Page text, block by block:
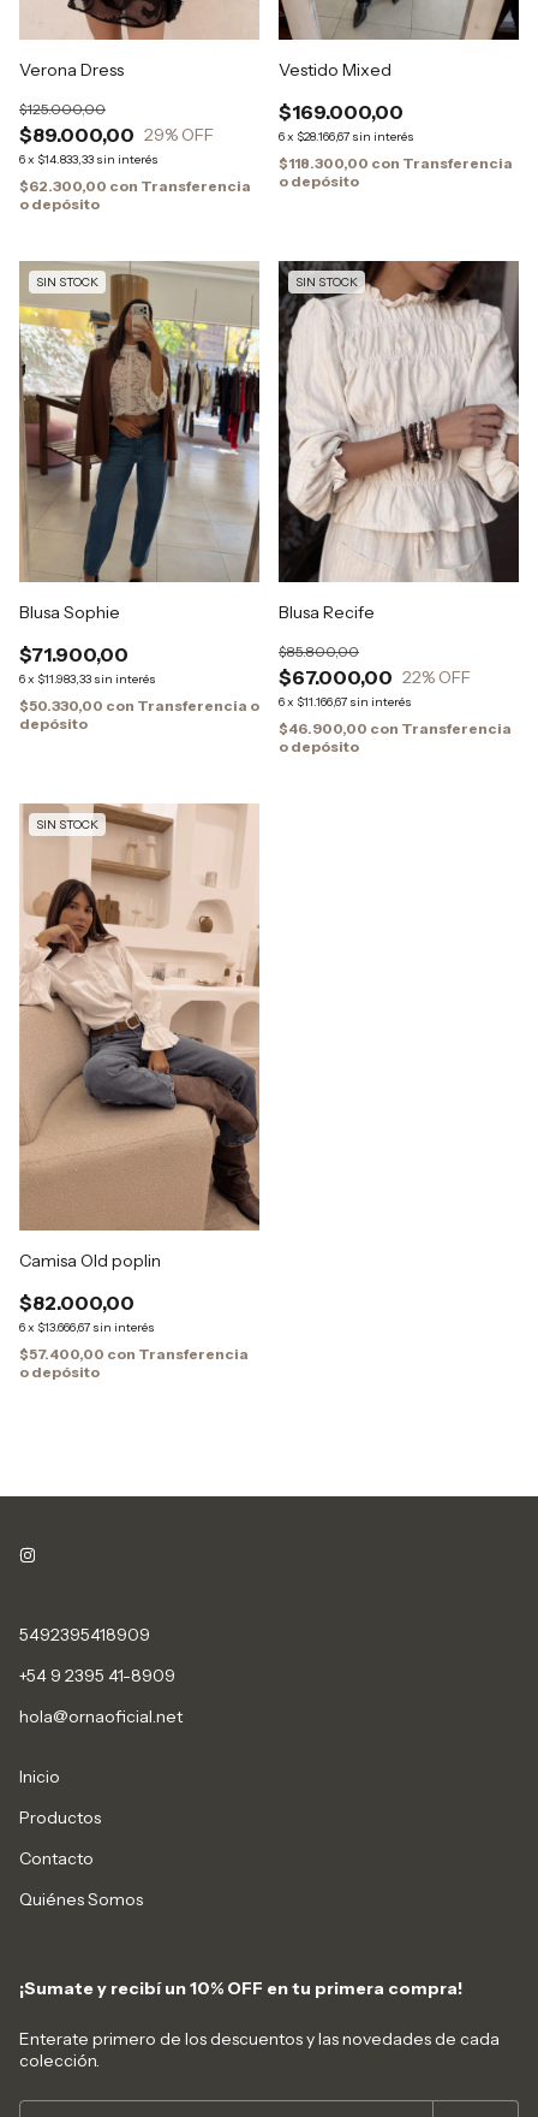
Verona Dress
$89.000,00
$125.000,00
29% OFF
6x $14.833,33 sin interés
$62.300,00 con Transferencia
o depósito
Vestido Mixed
$169.000,00
6x $28.166,67 sin interés
$118.300,00 con Transferencia
o depósito
SIN STOCK
Blusa Sophie
$71.900,00
6x $11.983,33 sin interés
$50.330,00 con Transferencia o
depósito
SIN STOCK
Blusa Recife
$67.000,00
$85.800,00
22% OFF
6x $11.166,67 sin interés
$46.900,00 con Transferencia
o depósito
SIN STOCK
Camisa Old poplin
$82.000,00
6x $13.666,67 sin interés
$57.400,00 con Transferencia
o depósito
5492395418909
+54 9 2395 41-8909
hola@ornaoficial.net
Inicio
Productos
Contacto
Quiénes Somos
¡Sumate y recibí un 10% OFF en tu primera compra!
Enterate primero de los descuentos y las novedades de cada
colección.